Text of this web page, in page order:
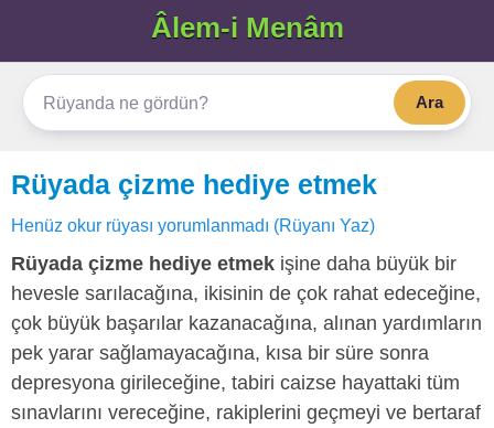
Âlem-i Menâm
Ara
Rüyada çizme hediye etmek
Henüz okur rüyası yorumlanmadı (Rüyanı Yaz)
Rüyada çizme hediye etmek işine daha büyük bir
hevesle sarılacağına, ikisinin de çok rahat edeceğine,
çok büyük başarılar kazanacağına, alınan yardımların
pek yarar sağlamayacağına, kısa bir süre sonra
depresyona girileceğine, tabiri caizse hayattaki tüm
sınavlarını vereceğine, rakiplerini geçmeyi ve bertaraf